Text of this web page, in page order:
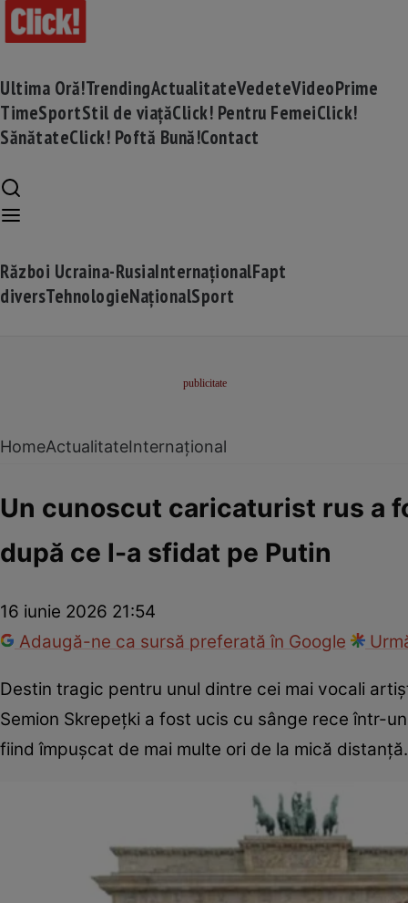
Ultima Oră!TrendingActualitateVedeteVideoPrime
TimeSportStil de viațăClick! Pentru FemeiClick!
SănătateClick! Poftă Bună!Contact
Război Ucraina-RusiaInternaționalFapt
diversTehnologieNaționalSport
HomeActualitateInternațional
Un cunoscut caricaturist rus a
după ce l-a sfidat pe Putin
16 iunie 2026 21:54
Adaugă-ne ca sursă preferată în Google
Destin tragic pentru unul dintre cei mai vocali
Semion Skrepețki a fost ucis cu sânge rece într-
fiind împușcat de mai multe ori de la mică distanță.